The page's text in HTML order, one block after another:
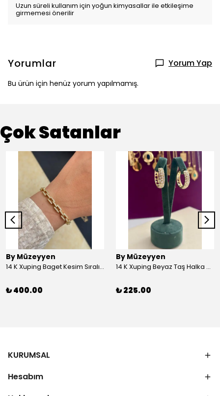
Uzun süreli kullanım için yoğun kimyasallar ile etkileşime
girmemesi önerilir
Yorumlar Yorum Yap
Bu ürün için henüz yorum yapılmamış.
Çok Satanlar
By Müzeyyen
14 K Xuping Baget Kesim Sıralı Bileklik
₺ 400.00
By Müzeyyen
14 K Xuping Beyaz Taş Halka Küpe
₺ 225.00
KURUMSAL
Hesabım